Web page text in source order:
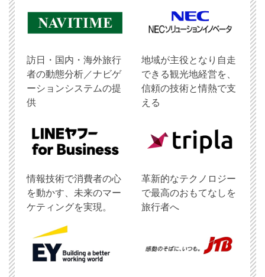
訪日・国内・海外旅行
者の動態分析／ナビゲ
ーションシステムの提
供
地域が主役となり自走
できる観光地経営を、
信頼の技術と情熱で支
える
情報技術で消費者の心
を動かす、未来のマー
ケティングを実現。
革新的なテクノロジー
で最高のおもてなしを
旅行者へ